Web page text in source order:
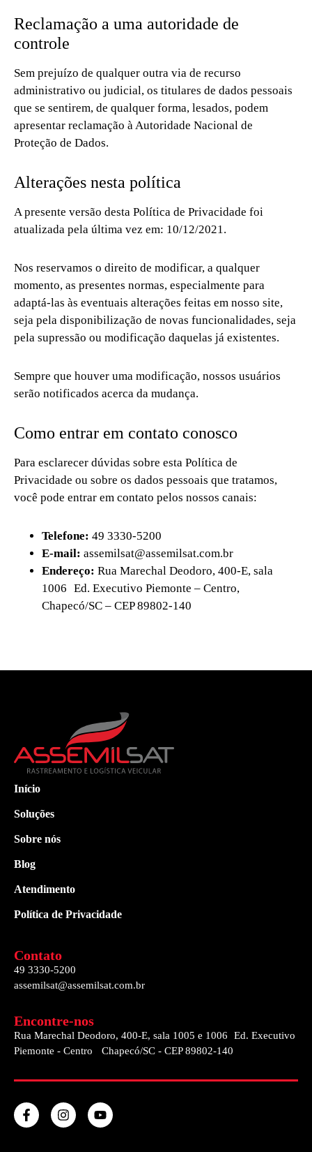
Reclamação a uma autoridade de
controle
Sem prejuízo de qualquer outra via de recurso
administrativo ou judicial, os titulares de dados pessoais
que se sentirem, de qualquer forma, lesados, podem
apresentar reclamação à Autoridade Nacional de
Proteção de Dados.
Alterações nesta política
A presente versão desta Política de Privacidade foi
atualizada pela última vez em: 10/12/2021.
Nos reservamos o direito de modificar, a qualquer
momento, as presentes normas, especialmente para
adaptá-las às eventuais alterações feitas em nosso site,
seja pela disponibilização de novas funcionalidades, seja
pela supressão ou modificação daquelas já existentes.
Sempre que houver uma modificação, nossos usuários
serão notificados acerca da mudança.
Como entrar em contato conosco
Para esclarecer dúvidas sobre esta Política de
Privacidade ou sobre os dados pessoais que tratamos,
você pode entrar em contato pelos nossos canais:
Telefone: 49 3330-5200
E-mail: assemilsat@assemilsat.com.br
Endereço: Rua Marechal Deodoro, 400-E, sala
1006 Ed. Executivo Piemonte – Centro,
Chapecó/SC – CEP 89802-140
Início
Soluções
Sobre nós
Blog
Atendimento
Política de Privacidade
Contato
49 3330-5200
assemilsat@assemilsat.com.br
Encontre-nos
Rua Marechal Deodoro, 400-E, sala 1005 e 1006 Ed. Executivo
Piemonte - Centro Chapecó/SC - CEP 89802-140